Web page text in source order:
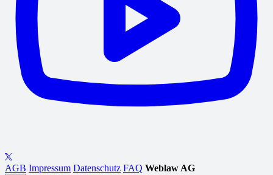
AGB Impressum Datenschutz FAQ Weblaw AG